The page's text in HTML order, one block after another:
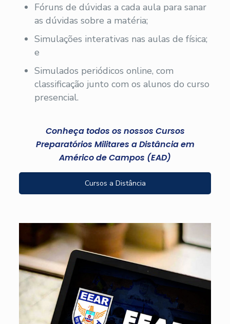
Fóruns de dúvidas a cada aula para sanar
as dúvidas sobre a matéria;
Simulações interativas nas aulas de física;
e
Simulados periódicos online, com
classificação junto com os alunos do curso
presencial.
Conheça todos os nossos Cursos
Preparatórios Militares a Distância em
Américo de Campos (EAD)
Cursos a Distância